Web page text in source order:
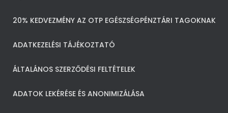
20% KEDVEZMÉNY AZ OTP EGÉSZSÉGPÉNZTÁRI TAGOKNAK
ADATKEZELÉSI TÁJÉKOZTATÓ
ÁLTALÁNOS SZERZŐDÉSI FELTÉTELEK
ADATOK LEKÉRÉSE ÉS ANONIMIZÁLÁSA